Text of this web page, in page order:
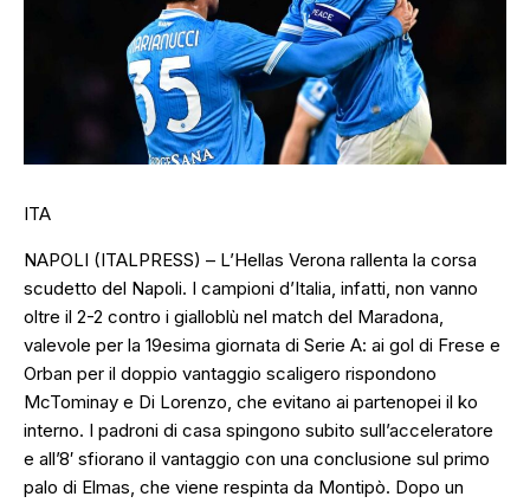
ITA
NAPOLI (ITALPRESS) – L’Hellas Verona rallenta la corsa
scudetto del Napoli. I campioni d’Italia, infatti, non vanno
oltre il 2-2 contro i gialloblù nel match del Maradona,
valevole per la 19esima giornata di Serie A: ai gol di Frese e
Orban per il doppio vantaggio scaligero rispondono
McTominay e Di Lorenzo, che evitano ai partenopei il ko
interno. I padroni di casa spingono subito sull’acceleratore
e all’8′ sfiorano il vantaggio con una conclusione sul primo
palo di Elmas, che viene respinta da Montipò. Dopo un